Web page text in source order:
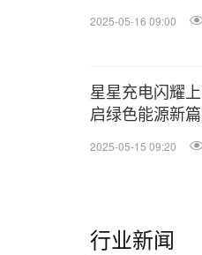
2025-05-16 09:00
星星充电闪耀
启绿色能源新
2025-05-15 09:20
行业新闻